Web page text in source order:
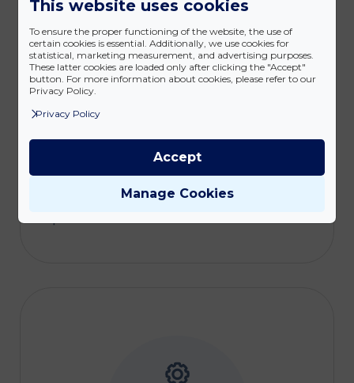
In-house mélységű jogi
szolgáltatás
In-house mélységű jogi
szolgáltatásunkkal Ügyfeleink
saját jogi osztályának
gondosságát és elérhetőségét
kínáljuk külső partnerként – az
Ügyfeleink problémái a mi
This website uses cookies
To ensure the proper functioning of the website, the use of
certain cookies is essential. Additionally, we use cookies for
statistical, marketing measurement, and advertising purposes.
These latter cookies are loaded only after clicking the "Accept"
button. For more information about cookies, please refer to our
Privacy Policy.
Privacy Policy
Manage Cookies
Accept